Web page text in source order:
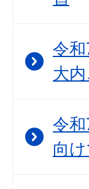
令
大
令
向